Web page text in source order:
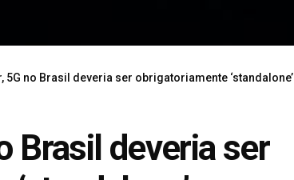
5G no Brasil deveria ser obrigatoriamente ‘standalone’
Brasil deveria ser